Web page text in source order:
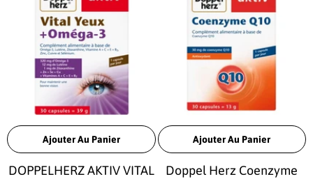
Ajouter Au Panier
DOPPELHERZ AKTIV VITAL
Ajouter Au Panier
Doppel Herz Coenzyme